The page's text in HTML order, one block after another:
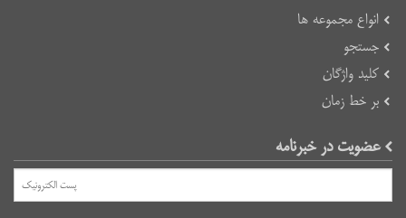
انواع مجموعه ها
جستجو
کلید واژگان
بر خط زمان
عضویت در خبرنامه